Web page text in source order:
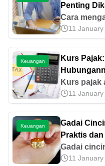
Penting
Cara
dapat
anggaran,
di sini!
11
Keuangan
Kurs
Kurs pajak
antara
yang
terkait
artikel ini!
11
Keuangan
Gadai
Praktis
Gadai
makin
11